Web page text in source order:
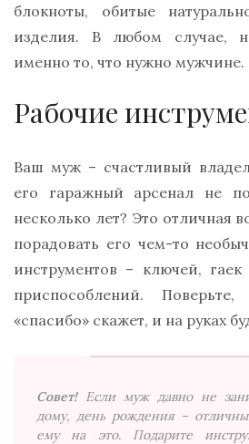
блокноты, обитые
изделия. В любом случае,
именно то, что нужно мужчине.
Рабочие
Ваш муж – счастливый
его гаражный арсенал не
несколько лет? Это отличная
порадовать его чем-то
инструментов – ключей,
приспособлений.
«спасибо» скажет, и на руках
Совет!
Если муж давно не
дому, день рождения –
ему на это. Подарите